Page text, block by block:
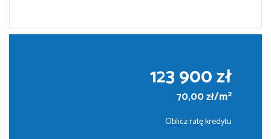
123 900 zł
70,00 zł/m2
Oblicz ratę kredytu